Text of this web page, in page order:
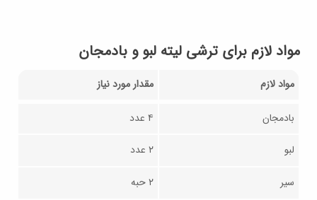
مواد لازم برای ترشی لیته لبو و بادمجان
مواد لازم مقدار مورد نیاز
بادمجان ۴ عدد
لبو ۲ عدد
سیر ۲ حبه